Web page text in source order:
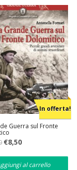
In offerta!
Guerra sul Fronte
Il
originale
era:
€8,50Il
attuale
è:
al carrello